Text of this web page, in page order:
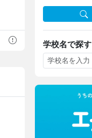
学校名で探す